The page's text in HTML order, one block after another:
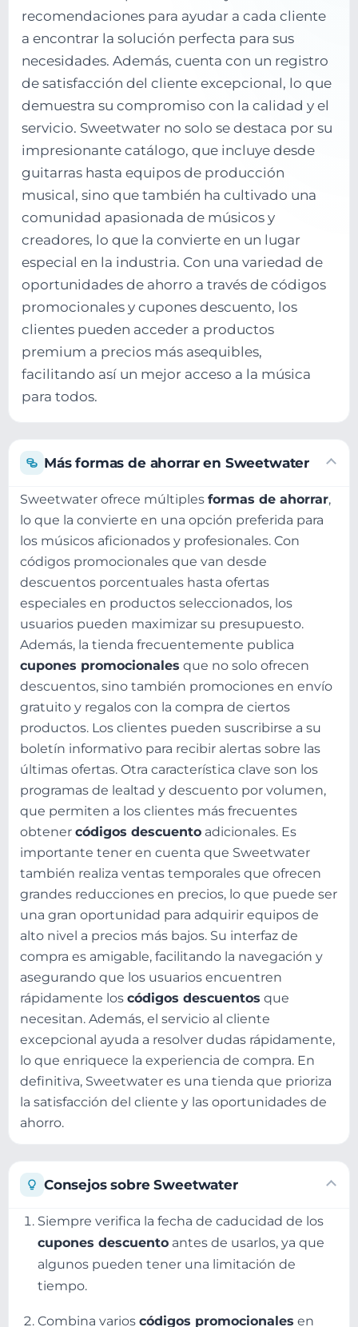
recomendaciones para ayudar a cada cliente
a encontrar la solución perfecta para sus
necesidades. Además, cuenta con un registro
de satisfacción del cliente excepcional, lo que
demuestra su compromiso con la calidad y el
servicio. Sweetwater no solo se destaca por su
impresionante catálogo, que incluye desde
guitarras hasta equipos de producción
musical, sino que también ha cultivado una
comunidad apasionada de músicos y
creadores, lo que la convierte en un lugar
especial en la industria. Con una variedad de
oportunidades de ahorro a través de códigos
promocionales y cupones descuento, los
clientes pueden acceder a productos
premium a precios más asequibles,
facilitando así un mejor acceso a la música
para todos.
Más formas de ahorrar en Sweetwater
Sweetwater ofrece múltiples formas de ahorrar,
lo que la convierte en una opción preferida para
los músicos aficionados y profesionales. Con
códigos promocionales que van desde
descuentos porcentuales hasta ofertas
especiales en productos seleccionados, los
usuarios pueden maximizar su presupuesto.
Además, la tienda frecuentemente publica
cupones promocionales que no solo ofrecen
descuentos, sino también promociones en envío
gratuito y regalos con la compra de ciertos
productos. Los clientes pueden suscribirse a su
boletín informativo para recibir alertas sobre las
últimas ofertas. Otra característica clave son los
programas de lealtad y descuento por volumen,
que permiten a los clientes más frecuentes
obtener códigos descuento adicionales. Es
importante tener en cuenta que Sweetwater
también realiza ventas temporales que ofrecen
grandes reducciones en precios, lo que puede ser
una gran oportunidad para adquirir equipos de
alto nivel a precios más bajos. Su interfaz de
compra es amigable, facilitando la navegación y
asegurando que los usuarios encuentren
rápidamente los códigos descuentos que
necesitan. Además, el servicio al cliente
excepcional ayuda a resolver dudas rápidamente,
lo que enriquece la experiencia de compra. En
definitiva, Sweetwater es una tienda que prioriza
la satisfacción del cliente y las oportunidades de
ahorro.
Consejos sobre Sweetwater
Siempre verifica la fecha de caducidad de los
cupones descuento antes de usarlos, ya que
algunos pueden tener una limitación de
tiempo.
Combina varios códigos promocionales en